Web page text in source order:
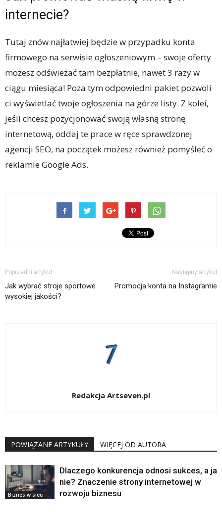
internecie?
Tutaj znów najłatwiej będzie w przypadku konta
firmowego na serwisie ogłoszeniowym – swoje oferty
możesz odświeżać tam bezpłatnie, nawet 3 razy w
ciągu miesiąca! Poza tym odpowiedni pakiet pozwoli
ci wyświetlać twoje ogłoszenia na górze listy. Z kolei,
jeśli chcesz pozycjonować swoją własną stronę
internetową, oddaj te prace w ręce sprawdzonej
agencji SEO, na początek możesz również pomyśleć o
reklamie Google Ads.
Poprzedni artykuł
Jak wybrać stroje sportowe
wysokiej jakości?
Następny artykuł
Promocja konta na Instagramie
Redakcja Artseven.pl
POWIĄZANE ARTYKUŁY WIĘCEJ OD AUTORA
Biznes w sieci
Dlaczego konkurencja odnosi sukces, a ja
nie? Znaczenie strony internetowej w
rozwoju biznesu